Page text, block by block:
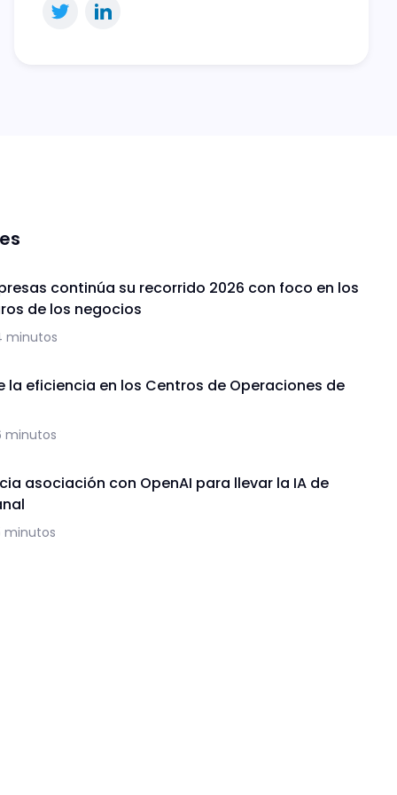
continúa su recorrido 2026 con foco en los
de los negocios
minutos
la eficiencia en los Centros de Operaciones de
minutos
asociación con OpenAI para llevar la IA de
minutos